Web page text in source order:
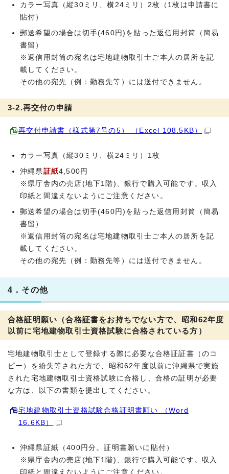
カラー写真（縦30ミリ、横24ミリ）2枚（1枚は申請書に
貼付）
郵送希望の場合は切手(460円)を貼った返信用封筒（簡易
書留）
※返信用封筒の宛名は宅地建物取引士ご本人の居所を記
載してください。
その他の宛先（例：勤務先等）には送付できません。
3-2.再交付の申請
再交付申請書（様式第7号の5） （Excel 108.5KB）
カラー写真（縦30ミリ、横24ミリ）1枚
沖縄県 証紙4,500円
※県庁舎内の売店(地下1階)、銀行で購入可能です。収入
印紙と間違えないようにご注意ください。
郵送希望の場合は切手(460円)を貼った返信用封筒（簡易
書留）
※返信用封筒の宛名は宅地建物取引士ご本人の居所を記
載してください。
その他の宛先（例：勤務先等）には送付できません。
4．その他
合格証明願い（合格証書をお持ちでない方で、昭和62年度
以前に宅地建物取引士資格試験に合格されている方）
宅地建物取引士として登録する際に必要な合格証証書（のコ
ピー）を紛失等された方で、昭和62年度以前に沖縄県で実施
された宅地建物取引士資格試験に合格し、合格の証明が必要
な方は、以下の書類を提出してください。
宅地建物取引士資格試験合格証明書願い （Word
16.6KB）
沖縄県証紙（400円分。証明書願いに貼付）
※県庁舎内の売店(地下1階)、銀行で購入可能です。収入
印紙と間違えないようにご注意ください。